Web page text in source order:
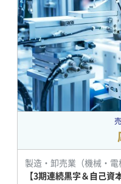
製造・卸売業（機械・電
【3期連続黒字＆自己資